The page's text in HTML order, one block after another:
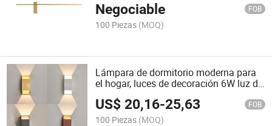
Negociable FOB
100 Piezas (MOQ)
Lámpara de dormitorio moderna para
el hogar, luces de decoración 6W luz de
pared LED
US$20,16-25,63 FOB
100 Piezas (MOQ)